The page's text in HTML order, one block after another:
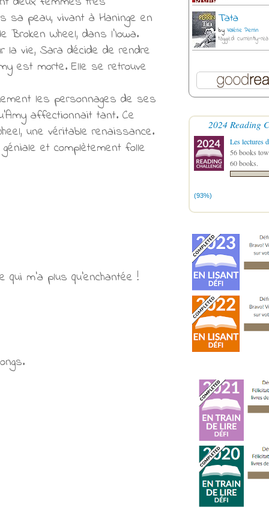
sa peau, vivant à Haninge en
Broken Wheel, dans l'Iowa.
vie, Sara décide de rendre
est morte. Elle se retrouve
les personnages de ses
affectionnait tant. Ce
une véritable renaissance.
et complètement folle
m'a plus qu’enchantée !
Tata
by Valérie Perrin
tagged: currently-
2024 Reading
Les lectures
56 books
60 books.
(93%)